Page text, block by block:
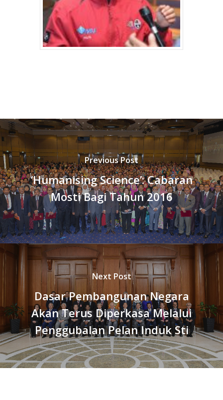
Previous Post
‘Humanising Science’: Cabaran
Mosti Bagi Tahun 2016
Next Post
Dasar Pembangunan Negara
Akan Terus Diperkasa Melalui
Penggubalan Pelan Induk Sti